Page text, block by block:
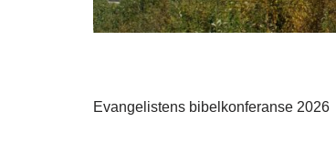
Evangelistens bibelkonferanse 2026